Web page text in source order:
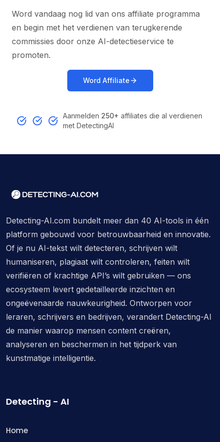
Word vandaag nog lid van ons affiliate programma
en begin met het verdienen van terugkerende
commissies door onze AI-detectieservice te
promoten.
Word Affiliate
Aanmelden 250+ affiliates die al verdienen
met DetectingAI
Detecting-AI.com bundelt meer dan 40 AI-tools in één
platform gebouwd voor betrouwbaarheid en innovatie.
Of je nu AI-tekst wilt detecteren, schrijven wilt
humaniseren, plagiaat wilt controleren, feiten wilt
verifiëren of krachtige API’s wilt gebruiken — ons
ecosysteem levert gedetailleerde inzichten en
ongeëvenaarde nauwkeurigheid. Ontworpen voor
leraren, schrijvers en bedrijven, verandert Detecting-AI
de manier waarop mensen content creëren,
analyseren en beschermen in het tijdperk van
kunstmatige intelligentie.
Detecting - AI
Home